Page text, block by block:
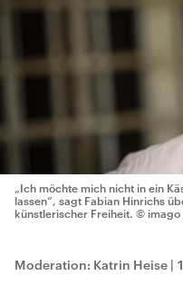
„Ich möchte mich nicht in ein
lassen“, sagt Fabian Hinrichs
künstlerischer Freiheit. © imago
Moderation: Katrin Heise |